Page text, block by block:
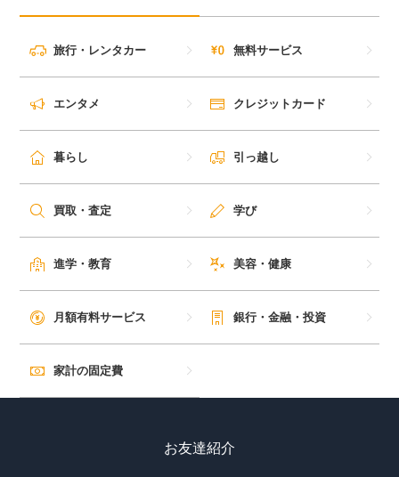
旅行・レンタカー 無料サービス
エンタメ クレジットカード
暮らし 引っ越し
買取・査定 学び
進学・教育 美容・健康
月額有料サービス 銀行・金融・投資
家計の固定費
お友達紹介